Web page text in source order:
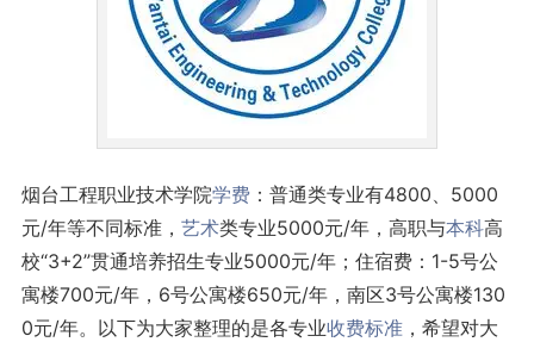
烟台工程职业技术学院学费：普通类专业有4800、5000
元/年等不同标准， 艺术类专业5000元/年，高职与本科高
校“3+2”贯通培养招生专业5000元/年；住宿费：1-5号公
寓楼700元/年，6号公寓楼650元/年，南区3号公寓楼130
0元/年。以下为大家整理的是各专业收费标准，希望对大